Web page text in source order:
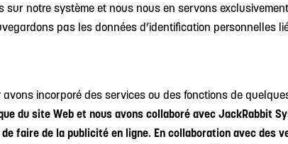
notre système et nous nous en servons
pas les données d’identification personnelles
incorporé des services ou des fonctions de
du site Web et nous avons collaboré avec JackRabbit
faire de la publicité en ligne. En collaboration avec des